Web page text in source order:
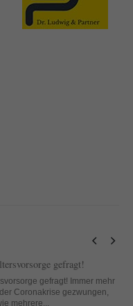
gefragt!
gefragt! Immer mehr
Coronakrise gezwungen,
mehrere...
externen Medien akzeptiert
manuellen Einwilligung